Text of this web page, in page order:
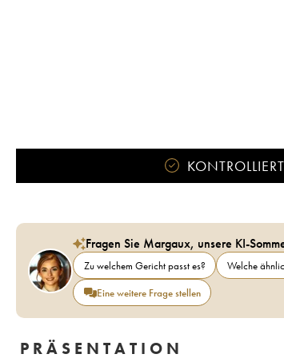
Fragen Sie Margaux, unsere KI-
Zu welchem Gericht passt es? Welche
Eine weitere Frage stellen
PRÄSENTATION